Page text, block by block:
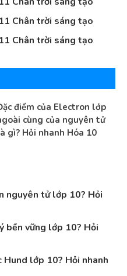
Chân trời sáng tạo
Chân trời sáng tạo
điểm của Electron lớp
cùng của nguyên tử
gì? Hỏi nhanh Hóa 10
nguyên tử lớp 10? Hỏi
bền vững lớp 10? Hỏi
lớp 10? Hỏi nhanh